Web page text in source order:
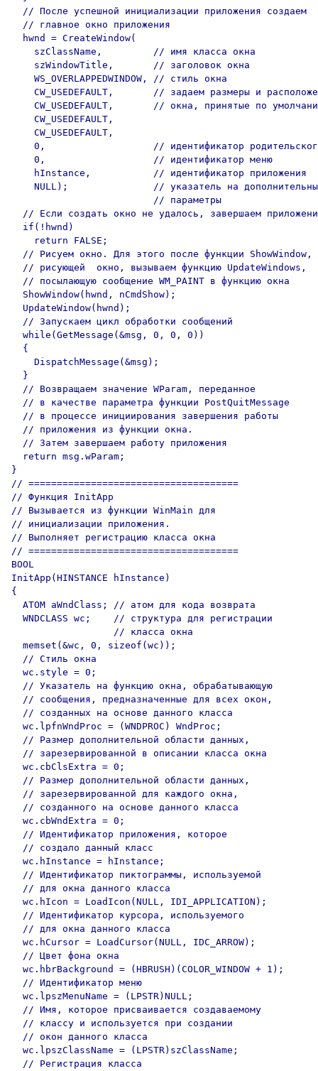
  // После успешной инициализации приложения создаем
  // главное окно приложения
  hwnd = CreateWindow(
    szClassName,         // имя класса окна
    szWindowTitle,       // заголовок окна
    WS_OVERLAPPEDWINDOW, // стиль окна
CW_USEDEFAULT,       // задаем размеры и
CW_USEDEFAULT,       // окна, принятые по
    CW_USEDEFAULT,
    CW_USEDEFAULT,
0,                   // идентификатор
    0,                   // идентификатор меню
    hInstance,           // идентификатор приложения
NULL);               // указатель на
                         // параметры
// Если создать окно не удалось, завершаем
  if(!hwnd)
    return FALSE;
  // Рисуем окно. Для этого после функции ShowWindow,
  // рисующей  окно, вызываем функцию UpdateWindows,
  // посылающую сообщение WM_PAINT в функцию окна
  ShowWindow(hwnd, nCmdShow);
  UpdateWindow(hwnd);
  // Запускаем цикл обработки сообщений
  while(GetMessage(&msg, 0, 0, 0))
  {
    DispatchMessage(&msg);
  }
  // Возвращаем значение WParam, переданное
  // в качестве параметра функции PostQuitMessage
  // в процессе инициирования завершения работы
  // приложения из функции окна.
  // Затем завершаем работу приложения
  return msg.wParam;
}
// =====================================
// Функция InitApp
// Вызывается из функции WinMain для
// инициализации приложения.
// Выполняет регистрацию класса окна
// =====================================
BOOL
InitApp(HINSTANCE hInstance)
{
  ATOM aWndClass; // атом для кода возврата
  WNDCLASS wc;    // структура для регистрации
                  // класса окна
  memset(&wc, 0, sizeof(wc));
  // Стиль окна
  wc.style = 0;
  // Указатель на функцию окна, обрабатывающую
  // сообщения, предназначенные для всех окон,
  // созданных на основе данного класса
  wc.lpfnWndProc = (WNDPROC) WndProc;
  // Размер дополнительной области данных,
  // зарезервированной в описании класса окна
  wc.cbClsExtra = 0;
  // Размер дополнительной области данных,
  // зарезервированной для каждого окна,
  // созданного на основе данного класса
  wc.cbWndExtra = 0;
  // Идентификатор приложения, которое
  // создало данный класс
  wc.hInstance = hInstance;
  // Идентификатор пиктограммы, используемой
  // для окна данного класса
  wc.hIcon = LoadIcon(NULL, IDI_APPLICATION);
  // Идентификатор курсора, используемого
  // для окна данного класса
  wc.hCursor = LoadCursor(NULL, IDC_ARROW);
  // Цвет фона окна
  wc.hbrBackground = (HBRUSH)(COLOR_WINDOW + 1);
  // Идентификатор меню
  wc.lpszMenuName = (LPSTR)NULL;
  // Имя, которое присваивается создаваемому
  // классу и используется при создании
  // окон данного класса
  wc.lpszClassName = (LPSTR)szClassName;
  // Регистрация класса